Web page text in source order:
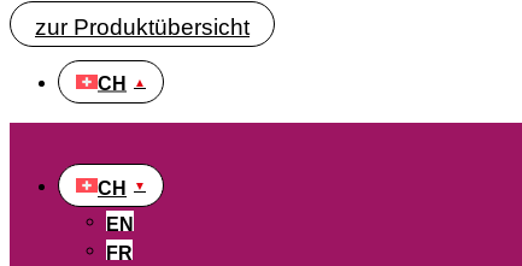
zur Produktübersicht
CH
CH
EN
FR